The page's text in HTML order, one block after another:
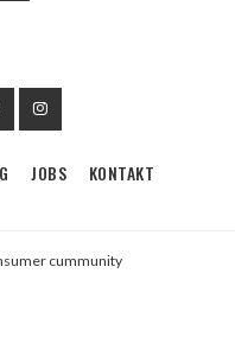
JOBS KONTAKT
cummunity